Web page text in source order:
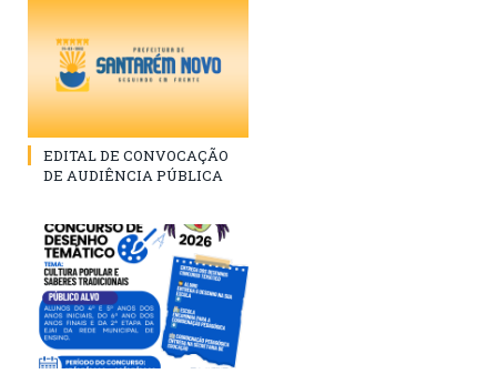
EDITAL DE CONVOCAÇÃO
DE AUDIÊNCIA PÚBLICA